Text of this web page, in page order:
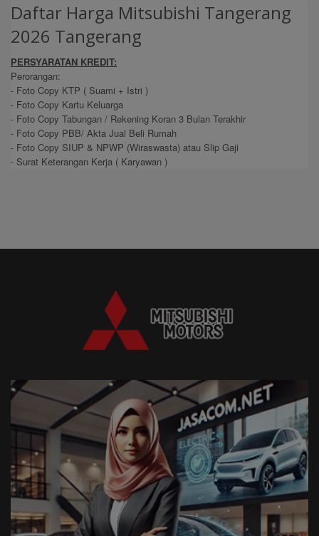
Daftar Harga Mitsubishi Tangerang
2026 Tangerang
PERSYARATAN KREDIT:
Perorangan:
- Foto Copy KTP ( Suami + Istri )
- Foto Copy Kartu Keluarga
- Foto Copy Tabungan / Rekening Koran 3 Bulan Terakhir
- Foto Copy PBB/ Akta Jual Beli Rumah
- Foto Copy SIUP & NPWP (Wiraswasta) atau Slip Gaji
- Surat Keterangan Kerja ( Karyawan )